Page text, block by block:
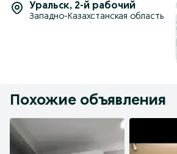
Уральск, 2-й рабочий
Западно-Казахстанская область
Похожие объявления